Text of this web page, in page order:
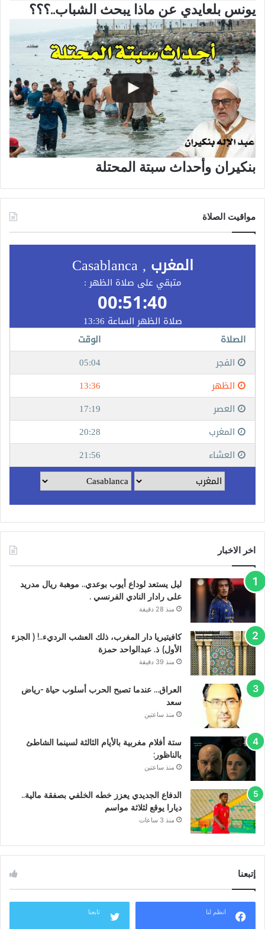
يونس بلعايدي عن ماذا يبحث الشباب..؟؟؟
بنكيران وأحداث سبتة المحتلة
مواقيت الصلاة
اخر الاخبار
ليل يستعد لوداع أيوب بوعدي.. موهبة ريال مدريد
على رادار النادي الفرنسي .
منذ 28 دقيقة
كافيتيريا دار المغرب، ذلك العشب الرديء..! ( الجزء
الأول) ذ. عبدالواحد حمزة
منذ 39 دقيقة
العراق… عندما تصبح الحرب أسلوب حياة -رياض
سعد
منذ ساعتين
ستة أفلام مغربية بالأيام الثالثة لسينما الشاطئ
بالناظور:
منذ ساعتين
الدفاع الجديدي يعزز خطه الخلفي بصفقة مالية..
ديارا يوقع لثلاثة مواسم
منذ 3 ساعات
إتبعنا
انظم لنا تابعنا